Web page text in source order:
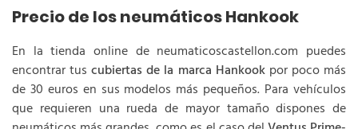
Precio de los neumáticos Hankook
En la tienda online de neumaticoscastellon.com puedes
encontrar tuscubiertas de la marca Hankookpor poco más
de 30 euros en sus modelos más pequeños. Para vehículos
que requieren una rueda de mayor tamaño dispones de